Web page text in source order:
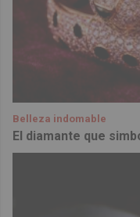
Belleza indomable
El diamante que